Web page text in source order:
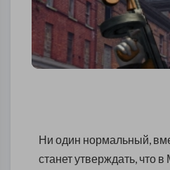
Ни один нормальный,
станет утверждать, что